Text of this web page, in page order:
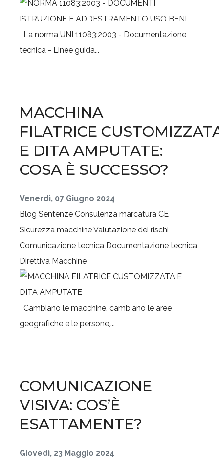
La norma UNI 11083:2003 - Documentazione
tecnica - Linee guida...
MACCHINA
FILATRICE
E DITA AMPUTATE:
COSA È SUCCESSO?
Venerdì, 07 Giugno 2024
Blog Sentenze Consulenza marcatura CE
Sicurezza macchineValutazione dei rischi
Comunicazione tecnica Documentazione tecnica
Direttiva Macchine
Cambiano le macchine, cambiano le aree
geografiche e le persone,...
COMUNICAZIONE
VISIVA: COS’È
ESATTAMENTE?
Giovedì, 23 Maggio 2024